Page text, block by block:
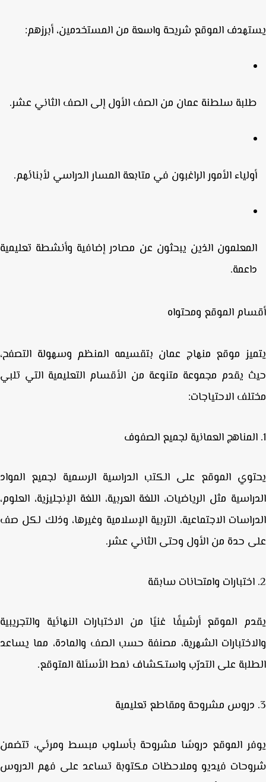
الموقع شريحة واسعة من المستخدمين، أبرزهم:
سلطنة عمانمن الصف الأول إلى الصف الثاني عشر.
الأمورالراغبون في متابعة المسار الدراسي لأبنائهم.
الذين يبحثون عن مصادر إضافية وأنشطة تعليمية
الموقع ومحتواه
موقعمنهاج عمانبتقسيمه المنظم وسهولة التصفح،
يقدم مجموعة متنوعة من الأقسام التعليمية التي تلبي
الاحتياجات:
العمانية لجميع الصفوف
الموقع علىالكتب الدراسية الرسمية لجميع المواد
مثل الرياضيات، اللغة العربية، اللغة الإنجليزية، العلوم،
الاجتماعية، التربية الإسلامية وغيرها، وذلك لكل صف
حدة من الأول وحتى الثاني عشر.
اختبارات وامتحانات سابقة
الموقع أرشيفًا غنيًا منالاختبارات النهائية والتجريبية
الشهرية، مصنفة حسب الصف والمادة، مما يساعد
على التدرّب واستكشاف نمط الأسئلة المتوقع.
دروس مشروحة ومقاطع تعليمية
الموقعدروسًا مشروحةبأسلوب مبسط ومرئي، تتضمن
فيديو وملاحظات مكتوبة تساعد على فهم الدروس